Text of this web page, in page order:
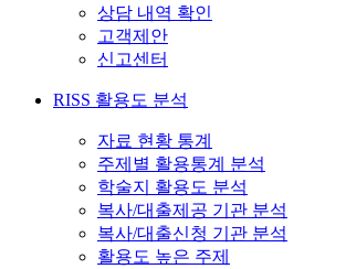
상담 내역 확인
고객제안
신고센터
RISS 활용도 분석
자료 현황 통계
주제별 활용통계 분석
학술지 활용도 분석
복사/대출제공 기관 분석
복사/대출신청 기관 분석
활용도 높은 주제